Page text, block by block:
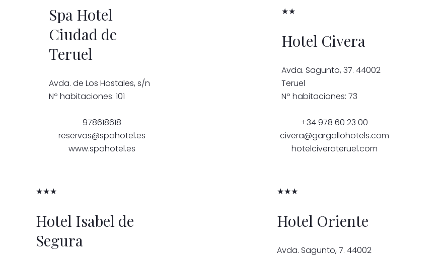
Spa Hotel
Ciudad de
Teruel
Avda. de Los Hostales, s/n
Nº habitaciones: 101
978618618
reservas@spahotel.es
www.spahotel.es
★★
Hotel Civera
Avda. Sagunto, 37. 44002
Teruel
Nº habitaciones: 73
+34 978 60 23 00
civera@gargallohotels.com
hotelciverateruel.com
★★★
Hotel Isabel de
Segura
★★★
Hotel Oriente
Avda. Sagunto, 7. 44002